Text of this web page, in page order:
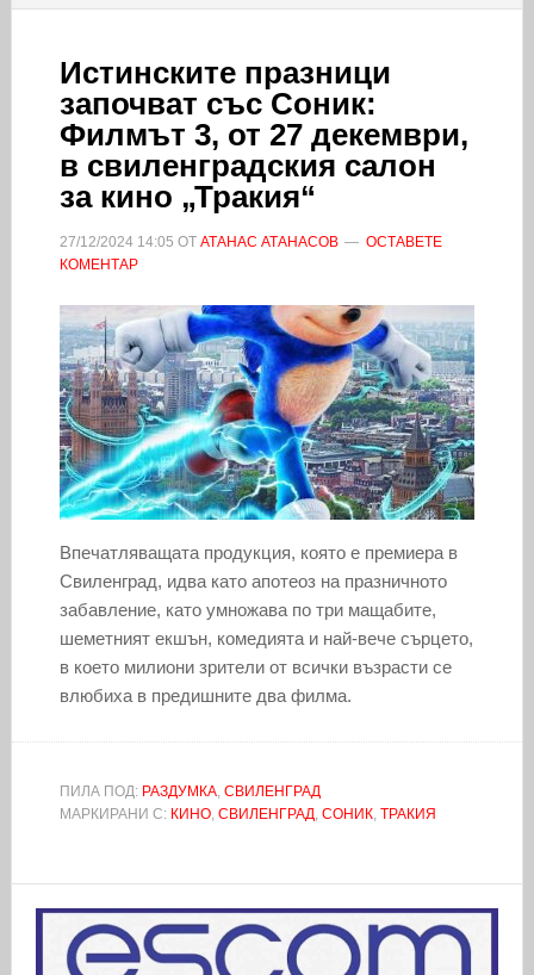
Истинските празници
започват със Соник:
Филмът 3, от 27 декември,
в свиленградския салон
за кино „Тракия“
27/12/2024 14:05 ОТ АТАНАС АТАНАСОВ
ОСТАВЕТЕ
КОМЕНТАР
Впечатляващата продукция, която е премиера в
Свиленград, идва като апотеоз на празничното
забавление, като умножава по три мащабите,
шеметният екшън, комедията и най-вече сърцето,
в което милиони зрители от всички възрасти се
влюбиха в предишните два филма.
ПИЛА ПОД: РАЗДУМКА, СВИЛЕНГРАД
МАРКИРАНИ С: КИНО, СВИЛЕНГРАД, СОНИК, ТРАКИЯ